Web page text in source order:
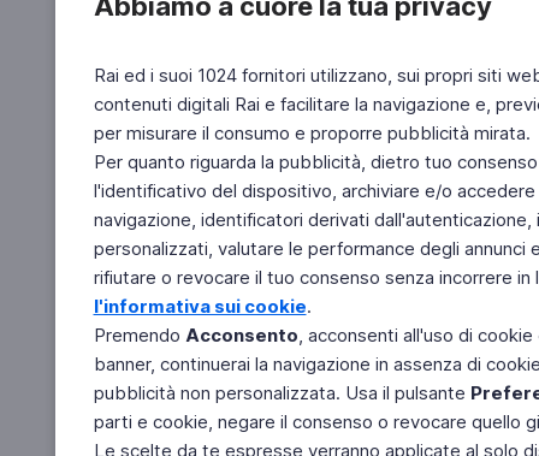
Rai ed i suoi 1024 fornitori utilizzano, sui propri siti
contenuti digitali Rai e facilitare la navigazione e,
per misurare il consumo e proporre pubblicità mirata.
Per quanto riguarda la pubblicità, dietro tuo
l'identificativo del dispositivo, archiviare e/o
navigazione, identificatori derivati
personalizzati, valutare le performance degli
rifiutare o revocare il tuo consenso senza incorrere
l'informativa sui cookie.
Premendo Acconsento, acconsenti all'uso di
banner, continuerai la navigazione in assenza di
pubblicità non personalizzata. Usa il pulsante
parti e cookie, negare il consenso o revocare quello
Le scelte da te espresse verranno applicate al solo